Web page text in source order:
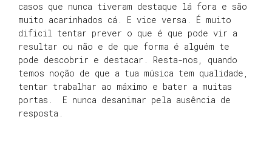
casos que nunca tiveram destaque lá fora e são
muito acarinhados cá. E vice versa. É muito
dificil tentar prever o que é que pode vir a
resultar ou não e de que forma é alguém te
pode descobrir e destacar. Resta-nos, quando
temos noção de que a tua música tem qualidade,
tentar trabalhar ao máximo e bater a muitas
portas. E nunca desanimar pela ausência de
resposta.